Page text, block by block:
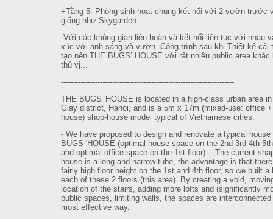
+Tầng 5: Phòng sinh hoạt chung kết nối với 2 vườn trước
giống như Skygarden.
-Với các không gian liên hoàn và kết nối liên tục với nhau
xúc với ánh sáng và vườn. Công trình sau khi Thiết kế cải
tạo nên THE BUGS’ HOUSE với rất nhiều public area khác
thú vị...
-----------------------------------------------------------------------
THE BUGS 'HOUSE is located in a high-class urban area
Giay district, Hanoi, and is a 5m x 17m (mixed-use: office
house) shop-house model typical of Vietnamese cities.
- We have proposed to design and renovate a typical house
BUGS 'HOUSE (optimal house space on the 2nd-3rd-4th-
and optimal office space on the 1st floor). - The current
house is a long and narrow tube, the advantage is that
fairly high floor height on the 1st and 4th floor, so we built a
each of these 2 floors (this area). By creating a void,
location of the stairs, adding more lofts and (significantly
public spaces, limiting walls, the spaces are
most effective way.